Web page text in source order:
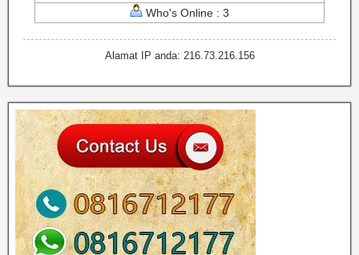
Who's Online : 3
Alamat IP anda: 216.73.216.156